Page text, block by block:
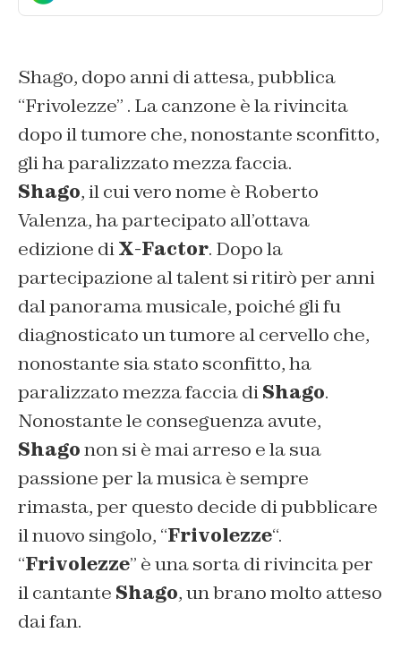
Shago, dopo anni di attesa, pubblica
“Frivolezze” . La canzone è la rivincita
dopo il tumore che, nonostante sconfitto,
gli ha paralizzato mezza faccia.
Shago, il cui vero nome è Roberto
Valenza, ha partecipato all’ottava
edizione diX-Factor. Dopo la
partecipazione al talent si ritirò per anni
dal panorama musicale, poiché gli fu
diagnosticato un tumore al cervello che,
nonostante sia stato sconfitto, ha
paralizzato mezza faccia diShago.
Nonostante le conseguenza avute,
Shagonon si è mai arreso e la sua
passione per la musica è sempre
rimasta, per questo decide di pubblicare
il nuovo singolo, “Frivolezze“.
“Frivolezze” è una sorta di rivincita per
il cantante Shago, un brano molto atteso
dai fan.